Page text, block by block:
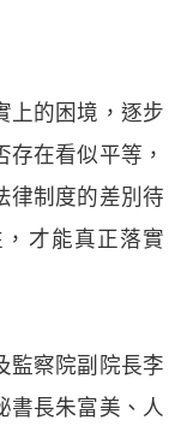
上的困境，逐步
在看似平等，
律制度的差別待
才能真正落實
監察院副院長李
書長朱富美、人